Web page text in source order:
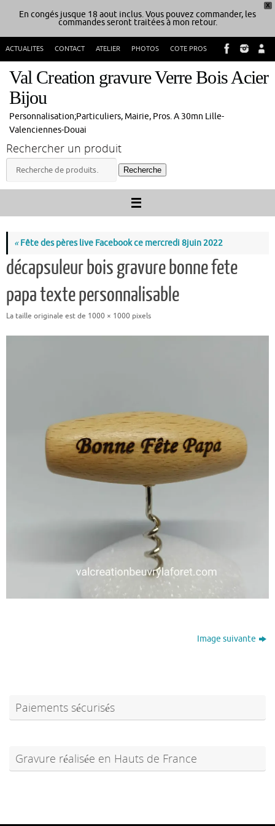
X
En congés jusque 18 aout inclus. Vous pouvez commander, les
commandes seront traitées à mon retour.
contenu
ACTUALITES CONTACT ATELIER PHOTOS COTE PROS
Val Creation gravure Verre Bois Acier
Bijou
Personnalisation;Particuliers, Mairie, Pros. A 30mn Lille-
Valenciennes-Douai
Rechercher un produit
Recherche
«Fête des pères live Facebook ce mercredi 8juin 2022
décapsuleur bois gravure bonne fete
papa texte personnalisable
La taille originale est de 1000 × 1000 pixels
Image suivante
Paiements sécurisés
Gravure réalisée en Hauts de France